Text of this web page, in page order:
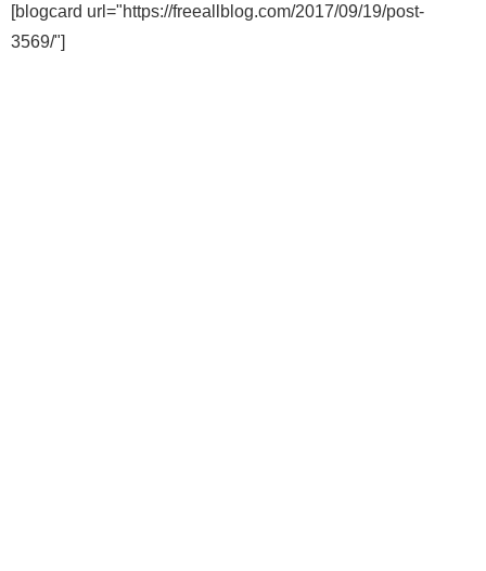
[blogcard url="https://freeallblog.com/2017/09/19/post-
3569/"]